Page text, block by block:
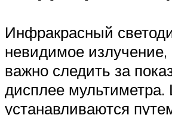
Инфракрасный
невидимое излучение,
важно следить за
дисплее
устанавливаются